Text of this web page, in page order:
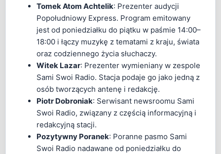
Tomek Atom Achtelik: Prezenter audycji
Popołudniowy Express. Program emitowany
jest od poniedziałku do piątku w paśmie 14:00–
18:00 i łączy muzykę z tematami z kraju, świata
oraz codziennego życia słuchaczy.
Witek Lazar: Prezenter wymieniany w zespole
Sami Swoi Radio. Stacja podaje go jako jedną z
osób tworzących antenę i redakcję.
Piotr Dobroniak: Serwisant newsroomu Sami
Swoi Radio, związany z częścią informacyjną i
redakcyjną stacji.
Pozytywny Poranek: Poranne pasmo Sami
Swoi Radio nadawane od poniedziałku do